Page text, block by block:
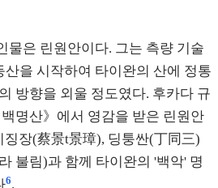
물은 린원안이다. 그는 측량 기술
을 시작하여 타이완의 산에 정통
방향을 외울 정도였다. 후카다 규
명산》에서 영감을 받은 린원안
장(蔡景t景璋), 딩퉁싼(丁同三)
불림)과 함께 타이완의 '백악' 명
6.